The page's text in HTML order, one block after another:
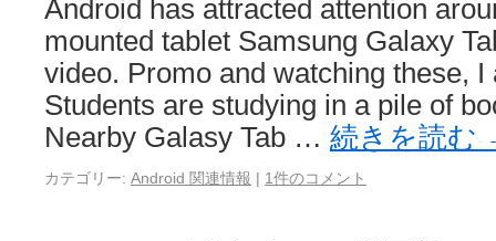
Android has attracted attention
mounted tablet Samsung Galaxy
video. Promo and watching these, I
Students are studying in a pile of
Nearby Galasy Tab … 続きを読む
カテゴリー: Android 関連情報 | 1件のコメント